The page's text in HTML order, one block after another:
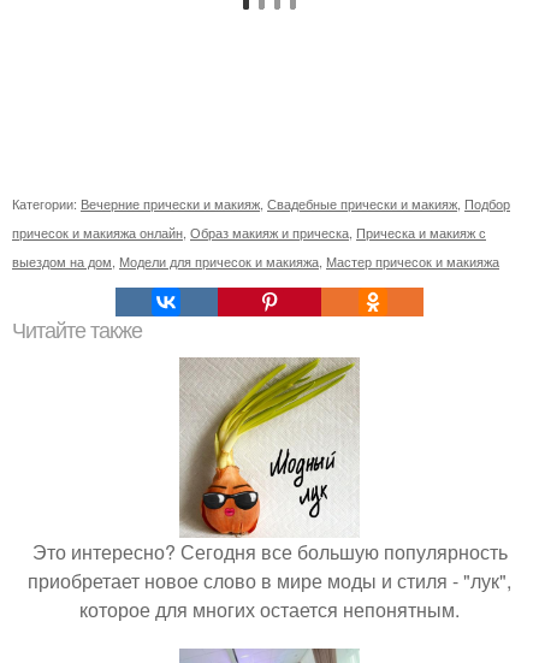
Категории: Вечерние прически и макияж Свадебные прически и макияж Подбор
причесок и макияжа онлайн Образ макияж и прическа Прическа и макияж с
выездом на дом Модели для причесок и макияжа Мастер причесок и макияжа
Читайте также
Это интересно? Сегодня все большую популярность
приобретает новое слово в мире моды и стиля - "лук",
которое для многих остается непонятным.